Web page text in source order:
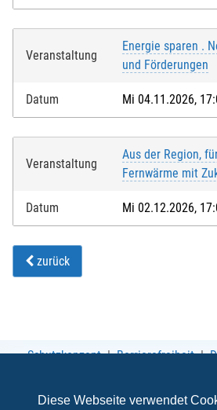
Diese Webseite verwendet
Veranstaltung
Energie sparen .
und Förderungen
Datum Mi 04.11.2026,
Veranstaltung
Aus der Region,
Fernwärme mit
Datum Mi 02.12.2026,
zurück
Schutzkonzept Barrierefreiheit